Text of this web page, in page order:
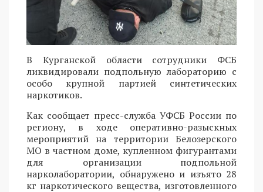
В Курганской области сотрудники ФСБ
ликвидировали подпольную лабораторию с
особо крупной партией синтетических
наркотиков.
Как сообщает пресс-служба УФСБ России по
региону, в ходе оперативно-разыскных
мероприятий на территории Белозерского
МО в частном доме, купленном фигурантами
для организации подпольной
нарколаборатории, обнаружено и изъято 28
кг наркотического вещества, изготовленного